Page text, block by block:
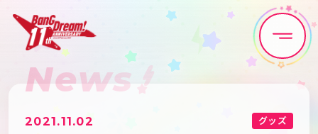
Home News
Live•Event Discography
News
2021.11.02 グッズ